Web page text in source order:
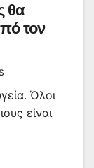
θα
τον
Όλοι
είναι